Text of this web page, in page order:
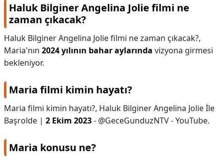
Haluk Bilginer Angelina Jolie filmi ne
zaman çıkacak?
Haluk Bilginer Angelina Jolie filmi ne zaman çıkacak?,
Maria'nın 2024 yılının bahar aylarında vizyona girmesi
bekleniyor.
Maria filmi kimin hayatı?
Maria filmi kimin hayatı?, Haluk Bilginer Angelina Jolie İle
Başrolde | 2 Ekim 2023- ‪@GeceGunduzNTV‬ - YouTube.
Maria konusu ne?